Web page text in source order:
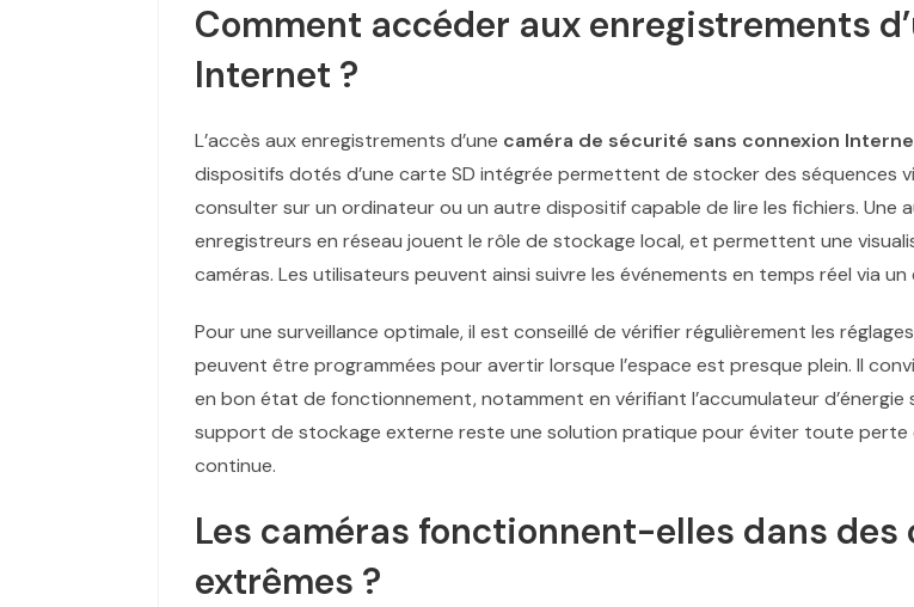
Comment accéder aux enregistrements
Internet ?
L’accès aux enregistrements d’une caméra de sécurité sans connexion
dispositifs dotés d’une carte SD intégrée permettent de stocker des séquences
consulter sur un ordinateur ou un autre dispositif capable de lire les fichiers. Une
enregistreurs en réseau jouent le rôle de stockage local, et permettent une
caméras. Les utilisateurs peuvent ainsi suivre les événements en temps réel via
Pour une surveillance optimale, il est conseillé de vérifier régulièrement les
peuvent être programmées pour avertir lorsque l’espace est presque plein. Il
en bon état de fonctionnement, notamment en vérifiant l’accumulateur
support de stockage externe reste une solution pratique pour éviter toute perte
continue.
Les caméras fonctionnent-elles dans
extrêmes ?